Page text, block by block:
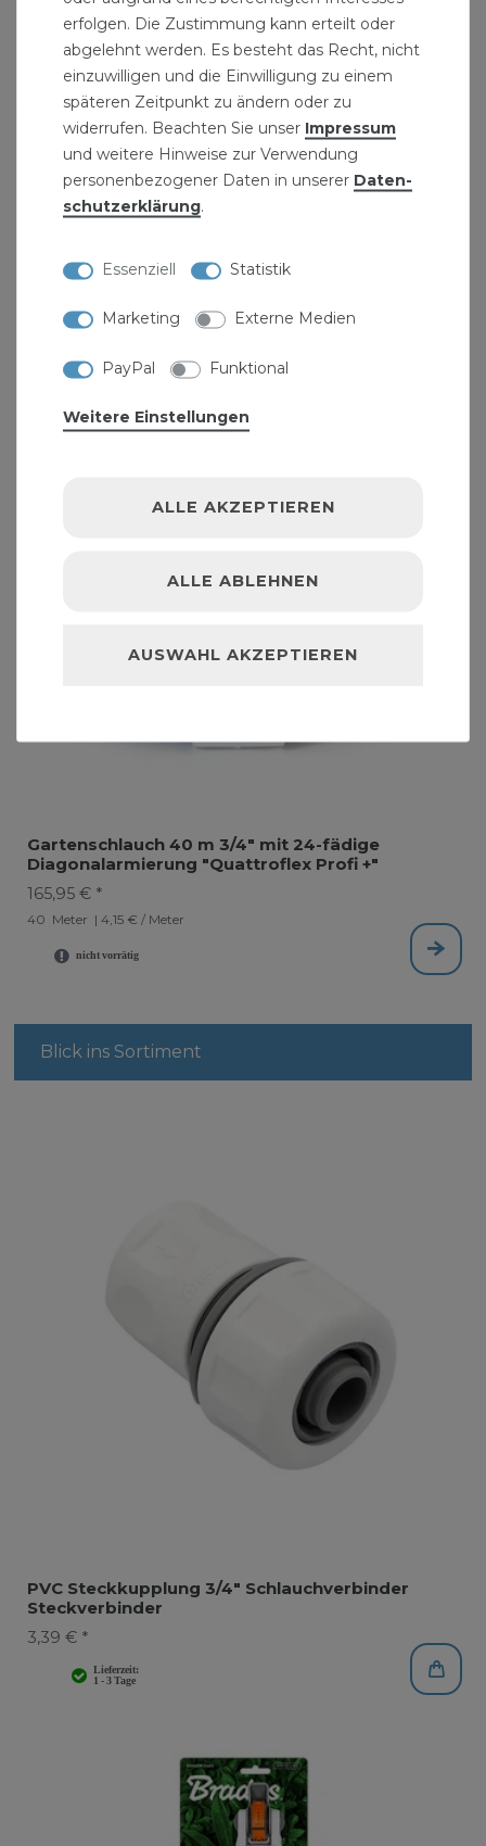
Gartenschlauch 40 m 1/2" mit 24-fädige
119,95 € *
Meter
Gartenschlauch 40 m 3/4" mit 24-fädige
Diagonalarmierung "Quattroflex Profi +"
165,95 € *
40 Meter | 4,15 € / Meter
Blick ins Sortiment
PVC Steckkupplung 3/4" Schlauchverbinder
Steckverbinder
3,39 € *
erfolgen. Die Zustimmung kann erteilt oder
abgelehnt werden. Es besteht das Recht, nicht
einzuwilligen und die Einwilligung zu einem
späteren Zeitpunkt zu ändern oder zu
widerrufen. Beachten Sie unser Impressum
und weitere Hinweise zur Verwendung
personenbezogener Daten in unserer Daten­
schutz­erklärung.
Essenziell Statistik
Marketing Externe Medien
PayPal Funktional
Weitere Einstellungen
ALLE AKZEPTIEREN
ALLE ABLEHNEN
AUSWAHL AKZEPTIEREN